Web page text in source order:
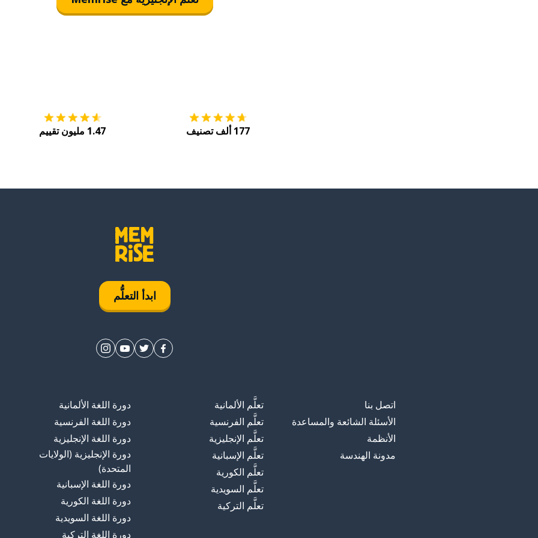
177 ألف تصنيف 1.47 مليون تقييم
ابدأ التعلُّم
اتصل بنا
الأسئلة الشائعة والمساعدة
الأنظمة
مدونة الهندسة
تعلَّم الألمانية
تعلَّم الفرنسية
تعلَّم الإنجليزية
تعلَّم الإسبانية
تعلَّم الكورية
تعلَّم السويدية
تعلَّم التركية
دورة اللغة الألمانية
دورة اللغة الفرنسية
دورة اللغة الإنجليزية
دورة الإنجليزية (الولايات
المتحدة)
دورة اللغة الإسبانية
دورة اللغة الكورية
دورة اللغة السويدية
دورة اللغة التركية